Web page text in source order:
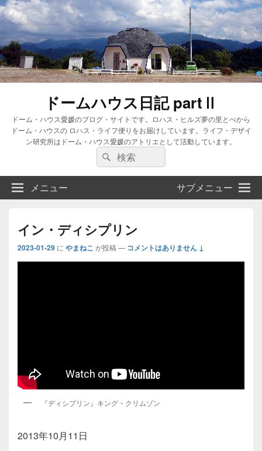
ドームハウス日記 partⅡ
ドーム・ハウス愛媛のブログ・サイトです。ロハス・ヒルズ夢の里とべから
ドーム・ハウスの ロハス・ライフ便りをお届けしています。ライフ・デザイ
ン研究所はドーム・ハウス愛媛のアトリエとして活動しています。
検
索:
検
索
メニュー サブメニュー
イン・ディシプリン
2023-01-29 に やまねこ が投稿 — コメントはありません ↓
『ディシプリン』キング・クリムゾン
2013年10月11日